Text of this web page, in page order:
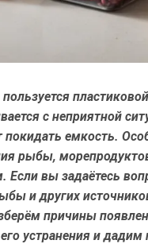
с неприятной
емкость.
рыбы,
вы задаётесь
и других
причины
устранения и